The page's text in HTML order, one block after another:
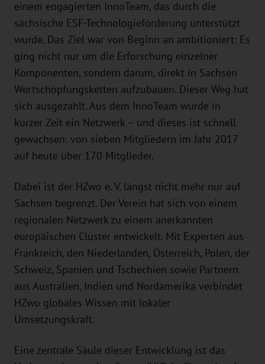
einem engagierten InnoTeam, das durch die
sächsische ESF-Technologieförderung unterstützt
wurde. Das Ziel war von Beginn an ambitioniert: Es
ging nicht nur um die Erforschung einzelner
Komponenten, sondern darum, direkt in Sachsen
Wertschöpfungsketten aufzubauen. Dieser Weg hat
sich ausgezahlt. Aus dem InnoTeam wurde in
kurzer Zeit ein Netzwerk – und dieses ist schnell
gewachsen: von sieben Mitgliedern im Jahr 2017
auf heute über 170 Mitglieder.
Dabei ist der HZwo e. V. längst nicht mehr nur auf
Sachsen begrenzt. Der Verein hat sich von einem
regionalen Netzwerk zu einem anerkannten
europäischen Cluster entwickelt. Mit Experten aus
Frankreich, den Niederlanden, Österreich, Polen, der
Schweiz, Spanien und Tschechien sowie Partnern
aus Australien, Indien und Nordamerika verbindet
HZwo globales Wissen mit lokaler
Umsetzungskraft.
Eine zentrale Säule dieser Entwicklung ist das